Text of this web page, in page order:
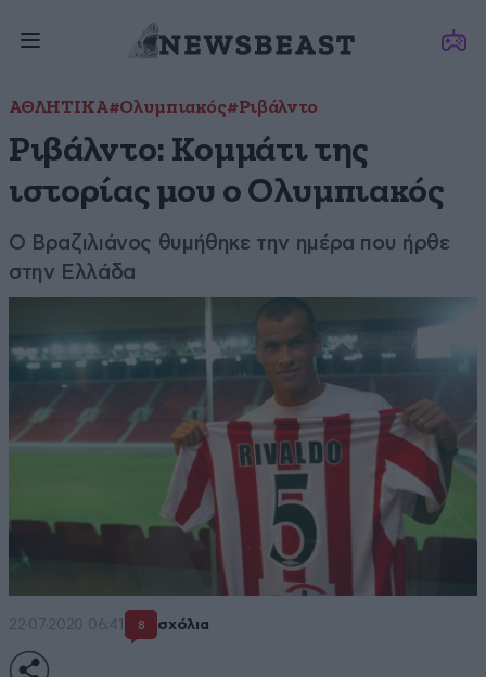
ΑΘΛΗΤΙΚΑ#Ολυμπιακός#Ριβάλντο
Ριβάλντο: Κομμάτι της
ιστορίας μου ο Ολυμπιακός
Ο Βραζιλιάνος θυμήθηκε την ημέρα που ήρθε
στην Ελλάδα
22·07·2020 06:41 8 σχόλια